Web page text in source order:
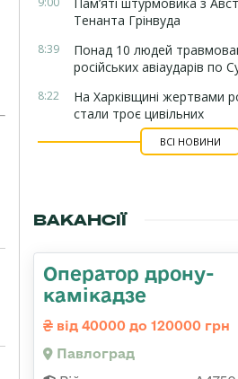
Тенанта Грінвуда
8:39
Понад 10 людей
російських авіаударів по
8:22
На Харківщині жертвами
стали троє цивільних
ВСІ НОВИНИ
ВАКАНСІЇ
Оператор дрону-
камікадзе
від 40000 до 120000 грн
Павлоград